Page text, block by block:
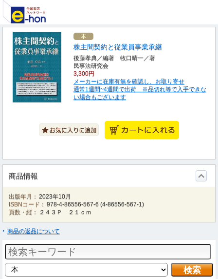
株主間契約と従業員事業承継
後藤孝典／編著 牧口晴一／著
民事法研究会
3,300円
メーカーに在庫有無を確認し、お取り寄せ
通常1週間~4週間で出荷 ※品切れ等で入手できな
い場合もございます
商品情報
出版年月： 2023年10月
ISBNコード： 978-4-86556-567-6 (4-86556-567-1)
頁数・縦：
２４３Ｐ ２１ｃｍ
商品の返品について